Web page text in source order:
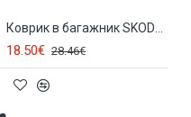
Коврик в багажник SKODA OCTAVIA I Sedan/HB (1997-2004) 28001
18.50€ 28.46€